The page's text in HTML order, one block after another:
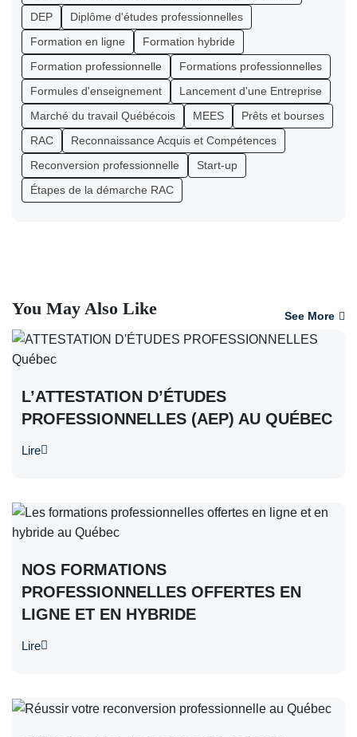
DEP
Diplôme d'études professionnelles
Formation en ligne
Formation hybride
Formation professionnelle
Formations professionnelles
Formules d'enseignement
Lancement d'une Entreprise
Marché du travail Québécois
MEES
Prêts et bourses
RAC
Reconnaissance Acquis et Compétences
Reconversion professionnelle
Start-up
Étapes de la démarche RAC
You May Also Like See More
L’ATTESTATION D’ÉTUDES
PROFESSIONNELLES (AEP) AU QUÉBEC
Lire
NOS FORMATIONS
PROFESSIONNELLES OFFERTES EN
LIGNE ET EN HYBRIDE
Lire